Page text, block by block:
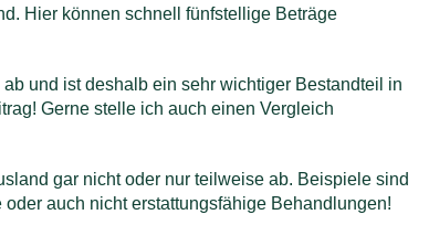
Hier können schnell fünfstellige Beträge
und ist deshalb ein sehr wichtiger Bestandteil in
Gerne stelle ich auch einen Vergleich
gar nicht oder nur teilweise ab. Beispiele sind
auch nicht erstattungsfähige Behandlungen!